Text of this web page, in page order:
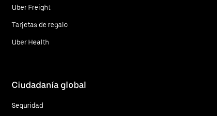
Uber Freight
Tarjetas de regalo
Uber Health
Ciudadanía global
Seguridad